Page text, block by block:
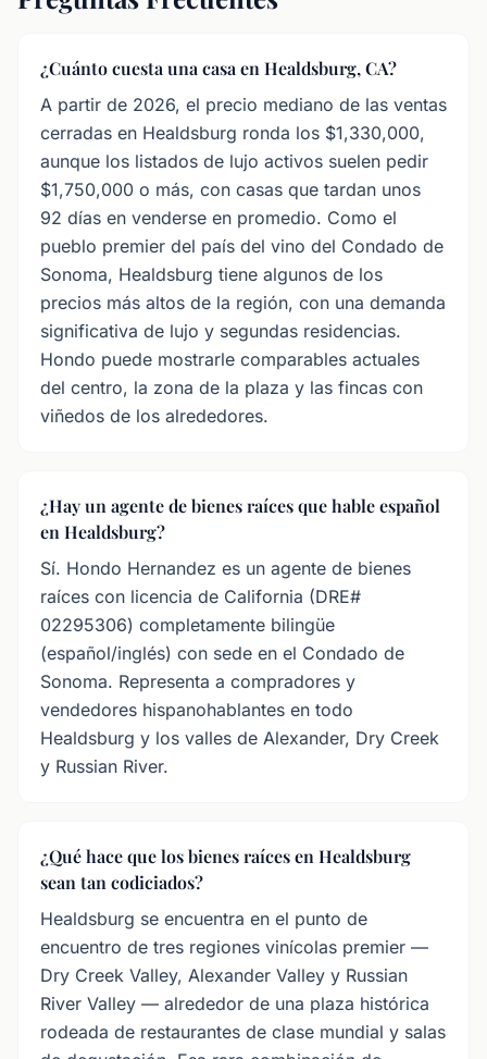
¿Cuánto cuesta una casa en Healdsburg, CA?
A partir de 2026, el precio mediano de las ventas
cerradas en Healdsburg ronda los $1,330,000,
aunque los listados de lujo activos suelen pedir
$1,750,000 o más, con casas que tardan unos
92 días en venderse en promedio. Como el
pueblo premier del país del vino del Condado de
Sonoma, Healdsburg tiene algunos de los
precios más altos de la región, con una demanda
significativa de lujo y segundas residencias.
Hondo puede mostrarle comparables actuales
del centro, la zona de la plaza y las fincas con
viñedos de los alrededores.
¿Hay un agente de bienes raíces que hable español
en Healdsburg?
Sí. Hondo Hernandez es un agente de bienes
raíces con licencia de California (DRE#
02295306) completamente bilingüe
(español/inglés) con sede en el Condado de
Sonoma. Representa a compradores y
vendedores hispanohablantes en todo
Healdsburg y los valles de Alexander, Dry Creek
y Russian River.
¿Qué hace que los bienes raíces en Healdsburg
sean tan codiciados?
Healdsburg se encuentra en el punto de
encuentro de tres regiones vinícolas premier —
Dry Creek Valley, Alexander Valley y Russian
River Valley — alrededor de una plaza histórica
rodeada de restaurantes de clase mundial y salas